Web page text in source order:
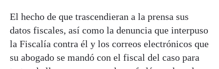
El hecho de que trascendieran a la prensa sus
datos fiscales, así como la denuncia que interpuso
la Fiscalía contra él y los correos electrónicos que
su abogado se mandó con el fiscal del caso para